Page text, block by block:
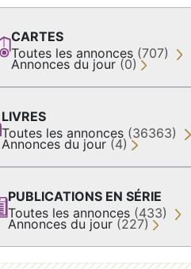
CARTES
Toutes les annonces (707)
Annonces du jour (0)
LIVRES
Toutes les annonces (36363)
Annonces du jour (4)
PUBLICATIONS EN SÉRIE
Toutes les annonces (433)
Annonces du jour (227)